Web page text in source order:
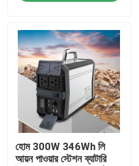
হোম 300W 346Wh লি
আয়ন পাওয়ার স্টেশন ব্যাটারি